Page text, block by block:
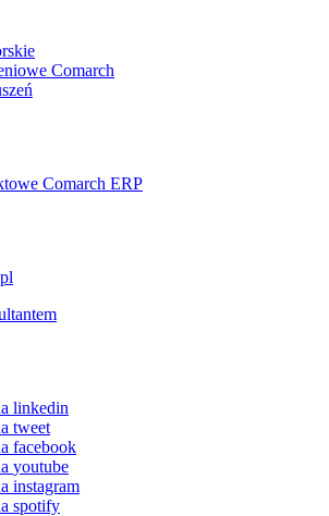
Comarch
Comarch ERP
linkedin
tweet
facebook
youtube
instagram
spotify